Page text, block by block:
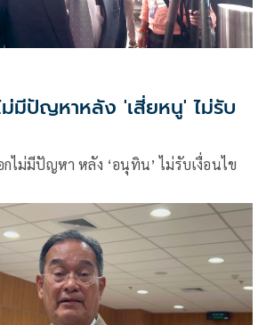
มีปัญหาหลัง 'เสี่ยหนู' ไม่รับ
ไม่มีปัญหา หลัง ‘อนุทิน’ ไม่รับเงื่อนไข